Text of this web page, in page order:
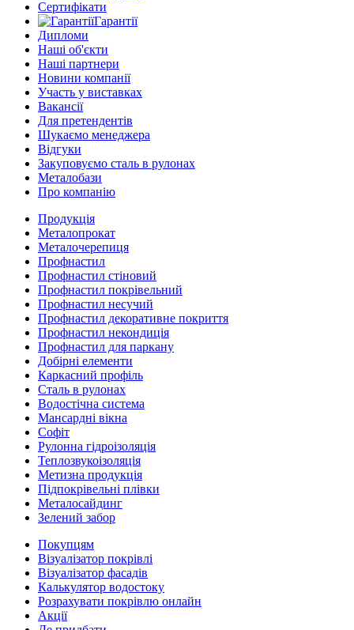
Сертифікати
Гарантії
Дипломи
Наші об'єкти
Наші партнери
Новини компанії
Участь у виставках
Вакансії
Для претендентів
Шукаємо менеджера
Відгуки
Закуповуємо сталь в рулонах
Металобази
Про компанію
Продукція
Металопрокат
Металочерепиця
Профнастил
Профнастил стіновий
Профнастил покрівельний
Профнастил несучий
Профнастил декоративне покриття
Профнастил некондиція
Профнастил для паркану
Добірні елементи
Каркасний профіль
Сталь в рулонах
Водостічна система
Мансардні вікна
Софіт
Рулонна гідроізоляція
Теплозвукоізоляція
Метизна продукція
Підпокрівельні плівки
Металосайдинг
Зелений забор
Покупцям
Візуалізатор покрівлі
Візуалізатор фасадів
Калькулятор водостоку
Розрахувати покрівлю онлайн
Акції